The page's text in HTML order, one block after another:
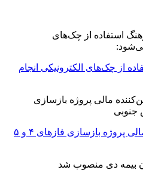
از چک‌های الکترونیکی انجام
بانک تجارت، تأمین‌کننده مالی پروژه بازسازی فازهای ۴ و ۵